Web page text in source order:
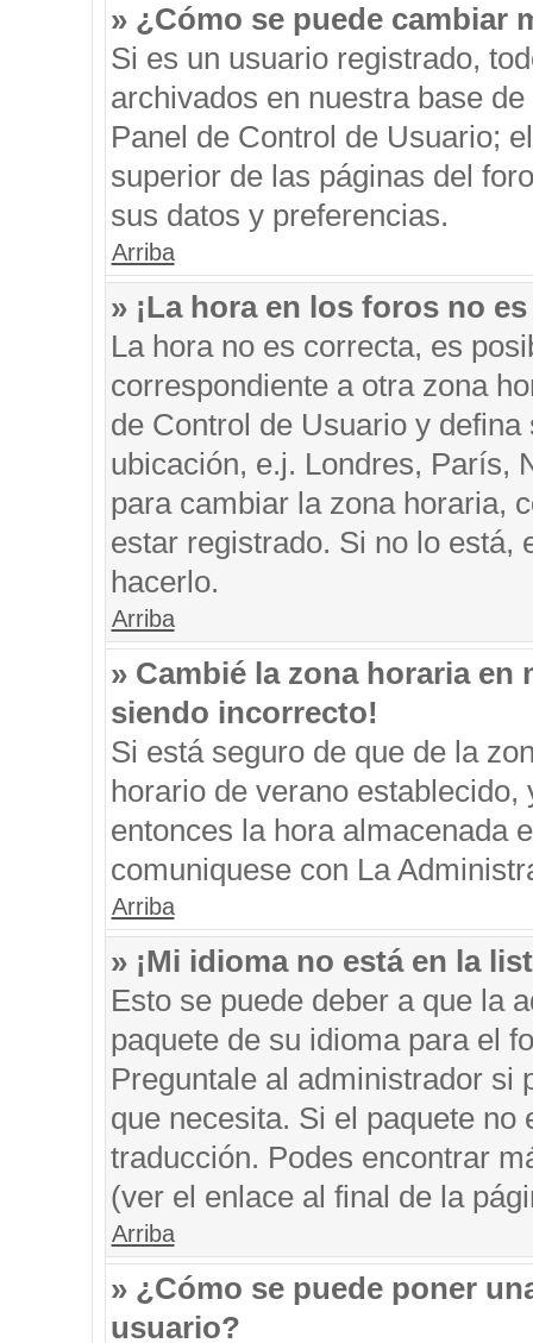
» ¿Cómo se puede cambiar
Si es un usuario registrado,
archivados en nuestra base
Panel de Control de Usuario;
superior de las páginas del
sus datos y preferencias.
Arriba
» ¡La hora en los foros no
La hora no es correcta, es
correspondiente a otra zona
de Control de Usuario y
ubicación, e.j. Londres, París,
para cambiar la zona horaria,
estar registrado. Si no lo está,
hacerlo.
Arriba
» Cambié la zona horaria
siendo incorrecto!
Si está seguro de que de la
horario de verano
entonces la hora almacenada
comuniquese con La
Arriba
» ¡Mi idioma no está en la
Esto se puede deber a que la
paquete de su idioma para el
Preguntale al administrador si
que necesita. Si el paquete
traducción. Podes encontrar
(ver el enlace al final de la
Arriba
» ¿Cómo se puede poner
usuario?